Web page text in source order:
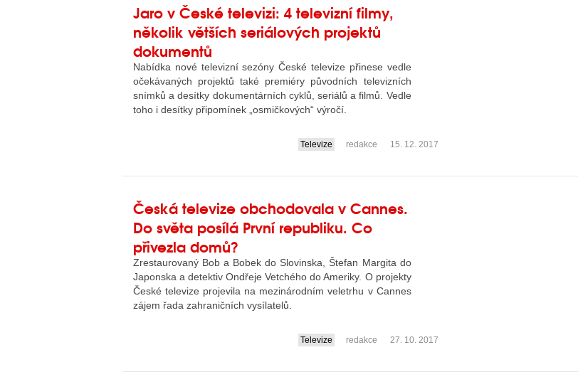
Jaro v České televizi: 4 televizní filmy,
několik větších seriálových projektů
dokumentů
Nabídka nové televizní sezóny České televize přinese vedle
očekávaných projektů také premiéry původních televizních
snímků a desítky dokumentárních cyklů, seriálů a filmů. Vedle
toho i desítky připomínek „osmičkových“ výročí.
Televize redakce 15. 12. 2017
Česká televize obchodovala v Cannes.
Do světa posílá První republiku. Co
přivezla domů?
Zrestaurovaný Bob a Bobek do Slovinska, Štefan Margita do
Japonska a detektiv Ondřeje Vetchého do Ameriky. O projekty
České televize projevila na mezinárodním veletrhu v Cannes
zájem řada zahraničních vysílatelů.
Televize redakce 27. 10. 2017